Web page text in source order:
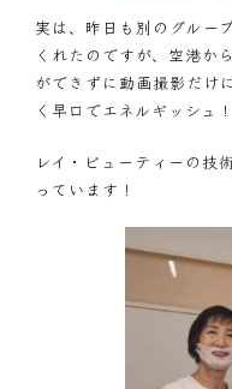
実は、昨日も別のグルー
くれたのですが、空港か
ができずに動画撮影だけ
く早口でエネルギッシュ！
レイ・ビューティーの技
っています！